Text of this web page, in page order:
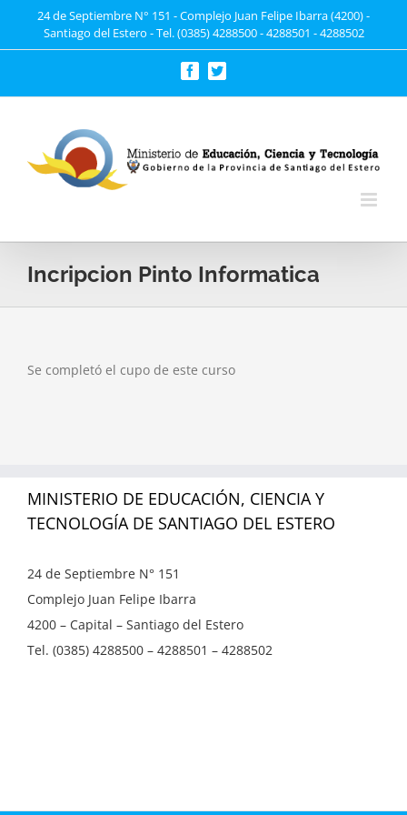
24 de Septiembre N° 151 - Complejo Juan Felipe Ibarra (4200) -
Santiago del Estero - Tel. (0385) 4288500 - 4288501 - 4288502
FacebookTwitter
Incripcion Pinto Informatica
Se completó el cupo de este curso
MINISTERIO DE EDUCACIÓN, CIENCIA Y
TECNOLOGÍA DE SANTIAGO DEL ESTERO
24 de Septiembre N° 151
Complejo Juan Felipe Ibarra
4200 – Capital – Santiago del Estero
Tel. (0385) 4288500 – 4288501 – 4288502